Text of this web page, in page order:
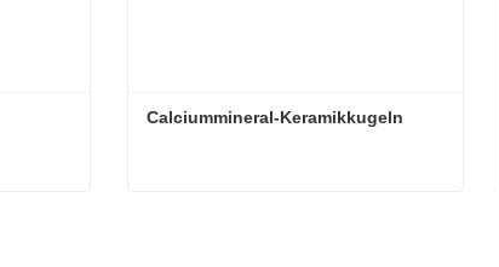
Calciummineral-Keramikkugeln